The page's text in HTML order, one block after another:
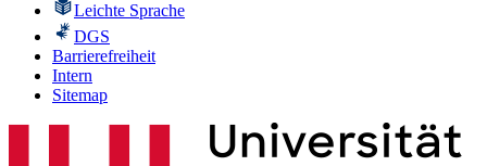
Leichte Sprache
DGS
Barrierefreiheit
Intern
Sitemap